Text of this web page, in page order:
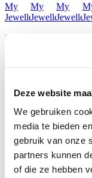
Deze website
We gebruiken
media te bieden
gebruik van onze
partners kunnen
of die ze hebben
My
Jewellery
Oorbellen
€ 29,99
My
Jewellery
€ 25,99
My
Jewellery
€ 29,99€
Meer voor jou